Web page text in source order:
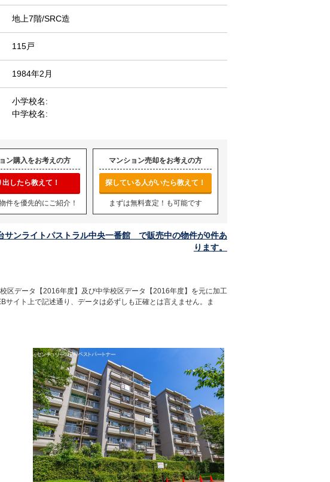
地上7階/SRC造
115戸
1984年2月
小学校名:
中学校名:
ン購入をお考えの方
出したら教えて！
件を優先的にご紹介！
マンション売却をお考えの方
探している人がいたら教えて！
まずは無料査定！も可能です
サンライトパストラル中央一番館 で販売中の物件が0件あ
ります。
区データ【2016年度】及び中学校区データ【2016年度】を元に加工
イト上で記述通り、データは必ずしも正確とは言えません。ま